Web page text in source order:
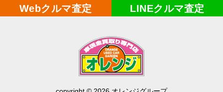
Webクルマ査定 LINEクルマ査定